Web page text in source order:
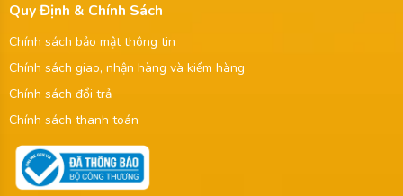
Quy Định & Chính Sách
Chính sách bảo mật thông tin
Chính sách giao, nhận hàng và kiểm hàng
Chính sách đổi trả
Chính sách thanh toán